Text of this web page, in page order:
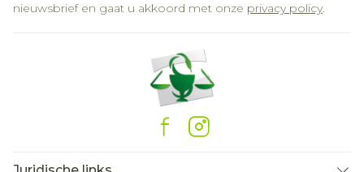
nieuwsbrief en gaat u akkoord met onze privacy policy.